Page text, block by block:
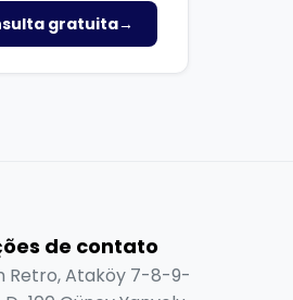
gratuita→
de contato
Retro, Ataköy 7-8-9-